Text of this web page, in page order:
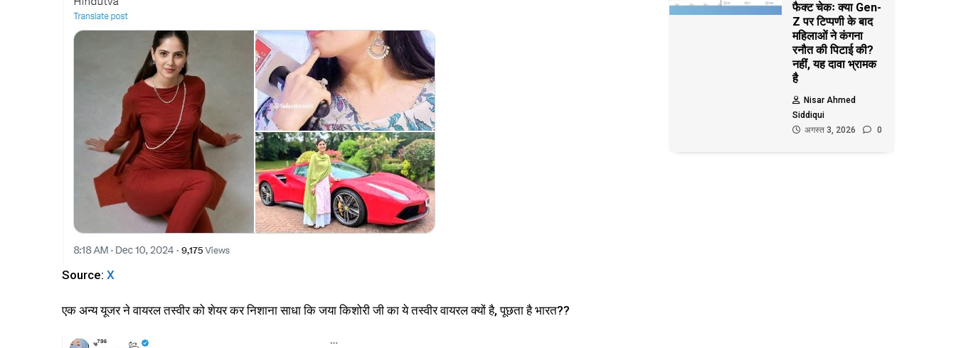
Source: X
एक अन्य यूजर ने वायरल तस्वीर को शेयर कर निशाना साधा कि जया किशोरी जी का ये तस्वीर वायरल क्यों है, पूछता है भारत??
फैक्ट चेकः क्या Gen-
Z पर टिप्पणी के बाद
महिलाओं ने कंगना
रनौत की पिटाई की?
नहीं, यह दावा भ्रामक
है
Nisar Ahmed
Siddiqui
अगस्त 3, 2026
0